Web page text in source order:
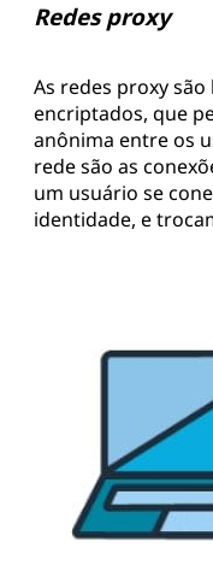
Redes proxy
As redes proxy
encriptados, que
anônima entre os
rede são as
um usuário se
identidade, e